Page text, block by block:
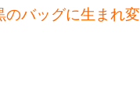
バッグに生まれ